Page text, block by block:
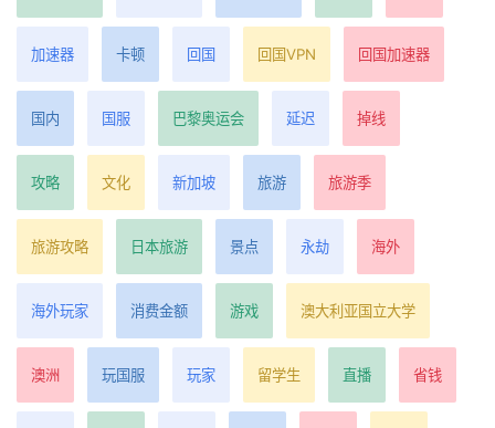
加速器 卡顿 回国 回国VPN 回国加速器
国内 国服 巴黎奥运会 延迟 掉线
攻略 文化 新加坡 旅游 旅游季
旅游攻略 日本旅游 景点 永劫 海外
海外玩家 消费金额 游戏 澳大利亚国立大学
澳洲 玩国服 玩家 留学生 直播 省钱